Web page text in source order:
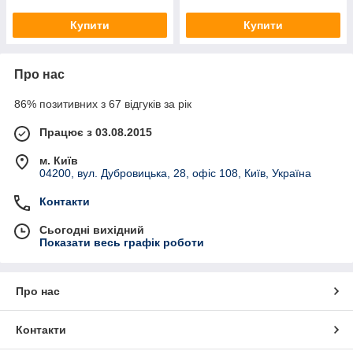
Купити Купити
Про нас
86% позитивних з 67 відгуків за рік
Працює з 03.08.2015
м. Київ
04200, вул. Дубровицька, 28, офіс 108, Київ, Україна
Контакти
Сьогодні вихідний
Показати весь графік роботи
Про нас
Контакти